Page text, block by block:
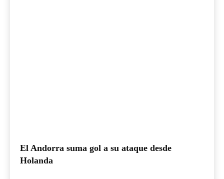
El Andorra suma gol a su ataque desde
Holanda